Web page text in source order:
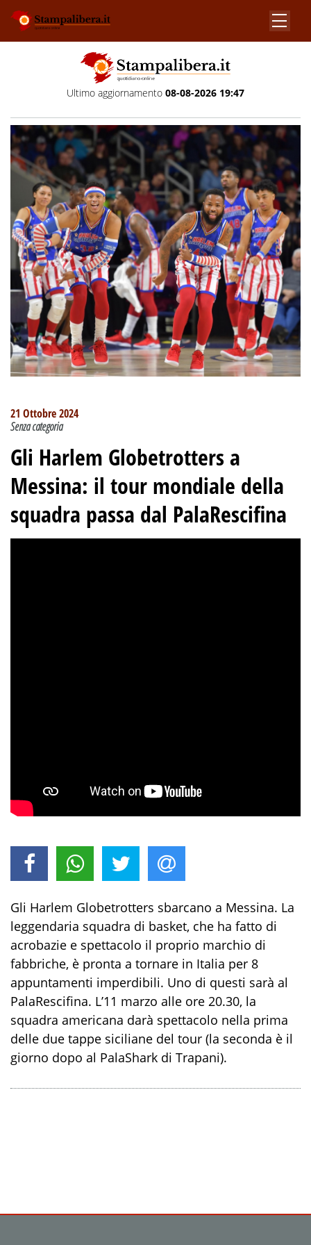
Ultimo aggiornamento 08-08-2026 19:47
21 Ottobre 2024
Senza categoria
Gli Harlem Globetrotters a
Messina: il tour mondiale della
squadra passa dal PalaRescifina
Gli Harlem Globetrotters sbarcano a Messina. La
leggendaria squadra di basket, che ha fatto di
acrobazie e spettacolo il proprio marchio di
fabbriche, è pronta a tornare in Italia per 8
appuntamenti imperdibili. Uno di questi sarà al
PalaRescifina. L’11 marzo alle ore 20.30, la
squadra americana darà spettacolo nella prima
delle due tappe siciliane del tour (la seconda è il
giorno dopo al PalaShark di Trapani).